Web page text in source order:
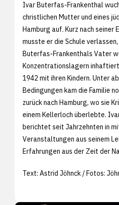
Ivar Buterfas-Frankenthal
christlichen Mutter und eines
Hamburg auf. Kurz nach seiner
musste er die Schule
Buterfas-Frankenthals Vater
Konzentrationslagern
1942 mit ihren Kindern. Unter
Bedingungen kam die Familie
zurück nach Hamburg, wo sie
einem Kellerloch überlebte.
berichtet seit Jahrzehnten in
Veranstaltungen aus seinem
Erfahrungen aus der Zeit der
Text: Astrid Jöhnck / Fotos: